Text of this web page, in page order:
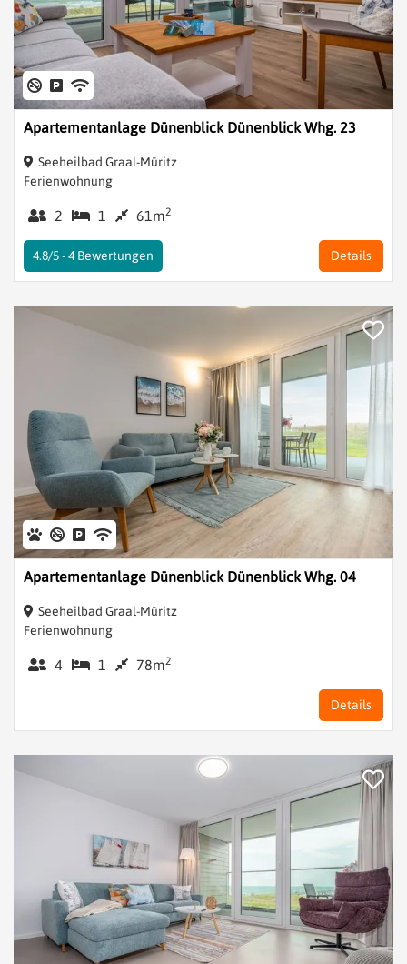
Apartementanlage Dünenblick Dünenblick Whg. 23
Seeheilbad Graal-Müritz
Ferienwohnung
2 1 61m2
Details
4.8/5 -4Bewertungen
Apartementanlage Dünenblick Dünenblick Whg. 04
Seeheilbad Graal-Müritz
Ferienwohnung
4 1 78m2
Details